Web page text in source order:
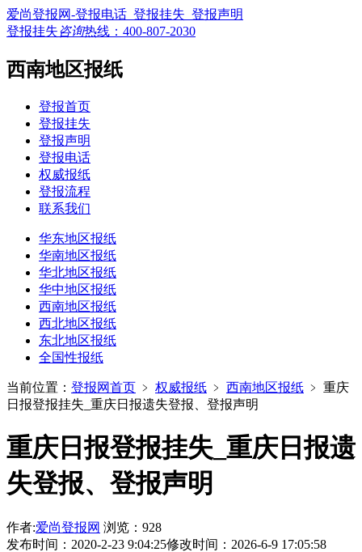
爱尚登报网-登报电话_登报挂失_登报声明
登报挂失咨询热线： 400-807-2030
西南地区报纸
登报首页
登报挂失
登报声明
登报电话
权威报纸
登报流程
联系我们
华东地区报纸
华南地区报纸
华北地区报纸
华中地区报纸
西南地区报纸
西北地区报纸
东北地区报纸
全国性报纸
当前位置： 登报网首页 ﹥ 权威报纸 ﹥ 西南地区报纸 ﹥ 重庆
日报登报挂失_重庆日报遗失登报、登报声明
重庆日报登报挂失_重庆日报遗
失登报、登报声明
作者:爱尚登报网 浏览：928
发布时间：2020-2-23 9:04:25修改时间：2026-6-9 17:05:58